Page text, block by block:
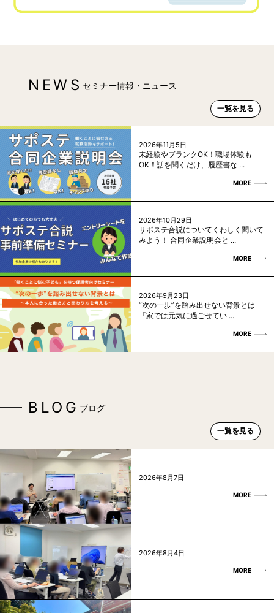
NEWS セミナー情報・ニュース
一覧を見る
2026年11月5日
未経験やブランクOK！職場体験も
OK！話を聞くだけ、履歴書な ...
MORE
2026年10月29日
サポステ合説についてくわしく聞いて
みよう！ 合同企業説明会と ...
MORE
2026年9月23日
“次の一歩”を踏み出せない背景とは
「家では元気に過ごせてい ...
MORE
BLOG ブログ
一覧を見る
2026年8月7日
MORE
2026年8月4日
MORE